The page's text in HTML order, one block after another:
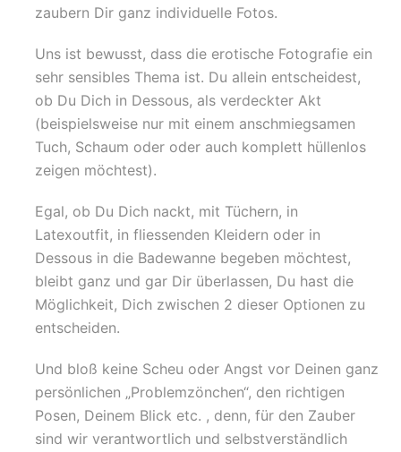
zaubern Dir ganz individuelle Fotos.
Uns ist bewusst, dass die erotische Fotografie ein
sehr sensibles Thema ist. Du allein entscheidest,
ob Du Dich in Dessous, als verdeckter Akt
(beispielsweise nur mit einem anschmiegsamen
Tuch, Schaum oder oder auch komplett hüllenlos
zeigen möchtest).
Egal, ob Du Dich nackt, mit Tüchern, in
Latexoutfit, in fliessenden Kleidern oder in
Dessous in die Badewanne begeben möchtest,
bleibt ganz und gar Dir überlassen, Du hast die
Möglichkeit, Dich zwischen 2 dieser Optionen zu
entscheiden.
Und bloß keine Scheu oder Angst vor Deinen ganz
persönlichen „Problemzönchen“, den richtigen
Posen, Deinem Blick etc. , denn, für den Zauber
sind wir verantwortlich und selbstverständlich